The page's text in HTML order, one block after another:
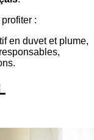
:
en duvet et plume,